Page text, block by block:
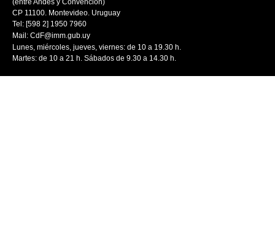
(entre Andes y Convención)
CP 11100. Montevideo. Uruguay
Tel: [598 2] 1950 7960
Mail: CdF@imm.gub.uy
Lunes, miércoles, jueves, viernes: de 10 a 19.30 h.
Martes: de 10 a 21 h. Sábados de 9.30 a 14.30 h.